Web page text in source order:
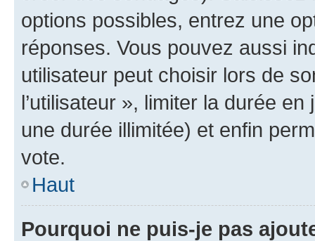
options possibles, entrez une
réponses. Vous pouvez aussi
utilisateur peut choisir lors de
l’utilisateur », limiter la durée
une durée illimitée) et enfin
vote.
Haut
Pourquoi ne puis-je pas